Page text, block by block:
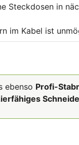
Steckdosen in
im Kabel ist
ebenso Profi-